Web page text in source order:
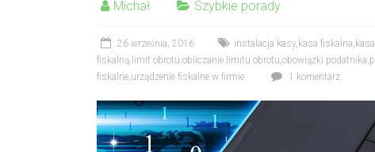
Michał Szybkie porady
26 września, 2016 instalacja kasy, kasa fiskalna,
fiskalną, limit obrotu,obliczanie limitu obrotu,obowiązki podatnika,
fiskalne,urządzenie fiskalne w firmie 1 komentarz